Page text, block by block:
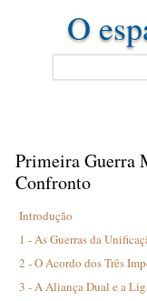
O
Primeira Guerra
Confronto
Introdução
1 - As Guerras da
2 - O Acordo dos Três
3 - A Aliança Dual e a